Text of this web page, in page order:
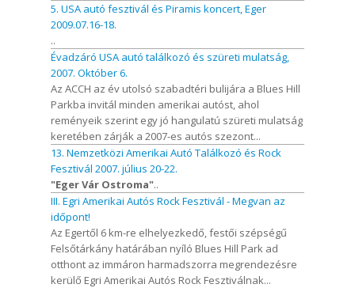
5. USA autó fesztivál és Piramis koncert, Eger
2009.07.16-18.
..
Évadzáró USA autó találkozó és szüreti mulatság,
2007. Október 6.
Az ACCH az év utolsó szabadtéri bulijára a Blues Hill
Parkba invitál minden amerikai autóst, ahol
reményeik szerint egy jó hangulatú szüreti mulatság
keretében zárják a 2007-es autós szezont...
13. Nemzetközi Amerikai Autó Találkozó és Rock
Fesztivál 2007. július 20-22.
"Eger Vár Ostroma"..
III. Egri Amerikai Autós Rock Fesztivál - Megvan az
időpont!
Az Egertől 6 km-re elhelyezkedő, festői szépségű
Felsőtárkány határában nyíló Blues Hill Park ad
otthont az immáron harmadszorra megrendezésre
kerülő Egri Amerikai Autós Rock Fesztiválnak...